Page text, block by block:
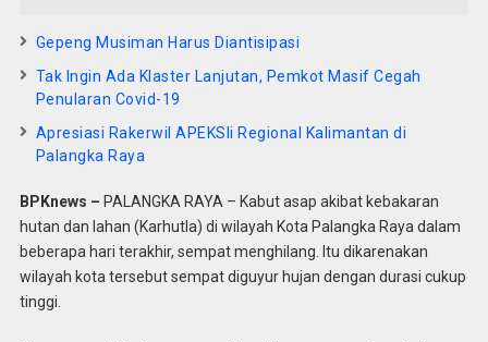
Gepeng Musiman Harus Diantisipasi
Tak Ingin Ada Klaster Lanjutan, Pemkot Masif Cegah
Penularan Covid-19
Apresiasi Rakerwil APEKSIi Regional Kalimantan di
Palangka Raya
BPKnews – PALANGKA RAYA – Kabut asap akibat kebakaran
hutan dan lahan (Karhutla) di wilayah Kota Palangka Raya dalam
beberapa hari terakhir, sempat menghilang. Itu dikarenakan
wilayah kota tersebut sempat diguyur hujan dengan durasi cukup
tinggi.